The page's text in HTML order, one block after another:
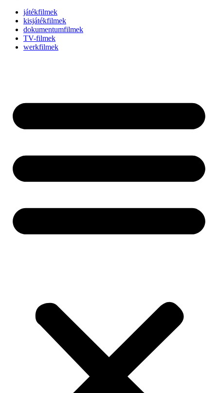
játékfilmek
kisjátékfilmek
dokumentumfilmek
TV-filmek
werkfilmek